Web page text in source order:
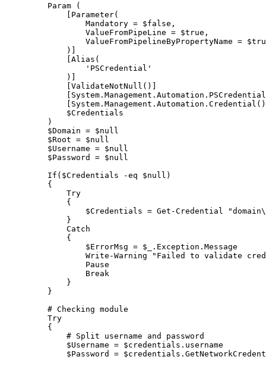
    Param (
        [Parameter(
            Mandatory = $false,
            ValueFromPipeLine = $true,
ValueFromPipelineByPropertyName =
        )]
        [Alias(
            'PSCredential'
        )]
        [ValidateNotNull()]
        $Credentials
    )
    $Domain = $null
    $Root = $null
    $Username = $null
    $Password = $null
    If($Credentials -eq $null)
    {
        Try
        {
$Credentials = Get-Credential
        }
        Catch
        {
            $ErrorMsg = $_.Exception.Message
Write-Warning "Failed to validate
            Pause
            Break
        }
    }
    # Checking module
    Try
    {
        # Split username and password
        $Username = $credentials.username
$Password =